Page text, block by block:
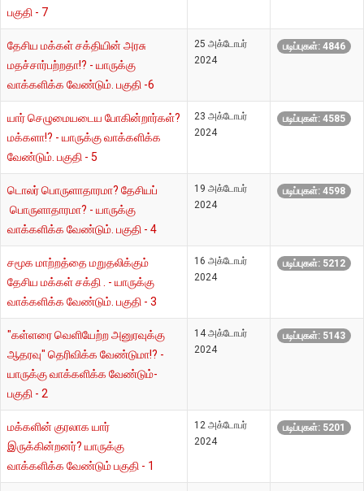
பகுதி - 7
தேசிய மக்கள் சக்தியின் அரசு
மதச்சார்பற்றதா!? - யாருக்கு
வாக்களிக்க வேண்டும். பகுதி -6
25 அக்டோபர்
2024
படிப்புகள்: 4846
யார் செழுமையடைய போகின்றார்கள்?
மக்களா!? - யாருக்கு வாக்களிக்க
வேண்டும். பகுதி - 5
23 அக்டோபர்
2024
படிப்புகள்: 4585
டொலர் பொருளாதாரமா? தேசியப்
பொருளாதாரமா? - யாருக்கு
வாக்களிக்க வேண்டும். பகுதி - 4
19 அக்டோபர்
2024
படிப்புகள்: 4598
சமூக மாற்றத்தை மறுதலிக்கும்
தேசிய மக்கள் சக்தி . - யாருக்கு
வாக்களிக்க வேண்டும். பகுதி - 3
16 அக்டோபர்
2024
படிப்புகள்: 5212
"கள்ளரை வெளியேற்ற அனுரவுக்கு
ஆதரவு" தெரிவிக்க வேண்டுமா!? -
யாருக்கு வாக்களிக்க வேண்டும்-
பகுதி - 2
14 அக்டோபர்
2024
படிப்புகள்: 5143
மக்களின் குரலாக யார்
இருக்கின்றனர்? யாருக்கு
வாக்களிக்க வேண்டும் பகுதி - 1
12 அக்டோபர்
2024
படிப்புகள்: 5201